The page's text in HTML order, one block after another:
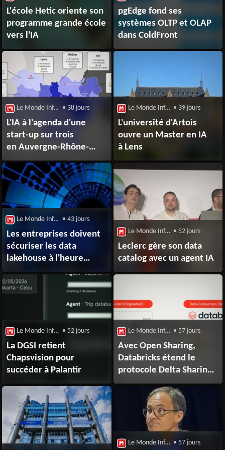
L'école Hetic oriente son
programme grande école
vers l'IA
pgEdge fond ses
systèmes OLTP et OLAP
dans ColdFront
Le Monde Informatique : Big Data • 38 jours
L'IA à l'agenda d'une
start-up sur trois
en Auvergne-Rhône-
Alpes
Le Monde Informatique : Big Data • 39 jours
L'université d'Artois
ouvre un Master en IA
à Lens
Le Monde Informatique : Big Data • 43 jours
Les entreprises doivent
sécuriser les data
lakehouse à l'heure
de l'IA
Le Monde Informatique : Big Data • 52 jours
Leclerc gère son data
catalog avec un agent IA
Le Monde Informatique : Big Data • 52 jours
La DGSI retient
Chapsvision pour
succéder à Palantir
Le Monde Informatique : Big Data • 57 jours
Avec Open Sharing,
Databricks étend le
protocole Delta Sharing
à l'IA
Le Monde Informatique : Big Data • 57 jours